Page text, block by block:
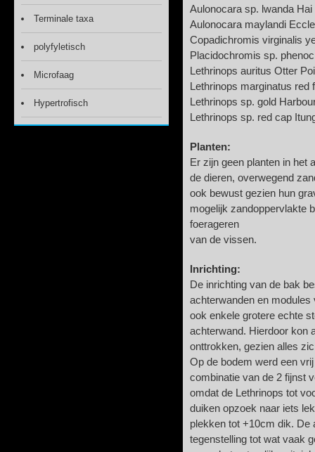
Aulonocara sp. lwanda Hai
Aulonocara maylandi
Copadichromis virginalis
Placidochromis sp.
Lethrinops auritus Otter
Lethrinops marginatus red
Lethrinops sp. gold
Lethrinops sp. red cap
Planten:
Er zijn geen planten in het
de dieren, overwegend
ook bewust gezien hun
mogelijk zandoppervlakte
foerageren
van de vissen.
Inrichting:
De inrichting van de bak
achterwanden en
ook enkele grotere echte
achterwand. Hierdoor kon
onttrokken, gezien alles
Op de bodem werd een
combinatie van de 2 fijnst
omdat de Lethrinops tot
duiken opzoek naar iets
plekken tot +10cm dik. De
tegenstelling tot wat vaak
Terminale taxa
polyfyletisch
Microfaag
Hypertrofisch